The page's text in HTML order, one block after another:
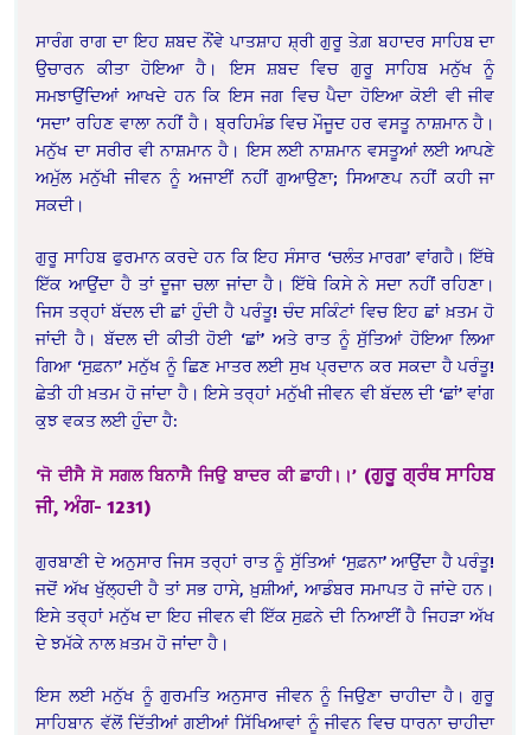
ਸਾਰੰਗ ਰਾਗ ਦਾ ਇਹ ਸ਼ਬਦ ਨੌਂਵੇ ਪਾਤਸ਼ਾਹ ਸ਼੍ਰੀ ਗੁਰੂ ਤੇਗ਼ ਬਹਾਦਰ ਸਾਹਿਬ ਦਾ
ਉਚਾਰਨ ਕੀਤਾ ਹੋਇਆ ਹੈ। ਇਸ ਸ਼ਬਦ ਵਿਚ ਗੁਰੂ ਸਾਹਿਬ ਮਨੁੱਖ ਨੂੰ
ਸਮਝਾਉਂਦਿਆਂ ਆਖਦੇ ਹਨ ਕਿ ਇਸ ਜਗ ਵਿਚ ਪੈਦਾ ਹੋਇਆ ਕੋਈ ਵੀ ਜੀਵ
‘ਸਦਾ’ ਰਹਿਣ ਵਾਲਾ ਨਹੀਂ ਹੈ। ਬ੍ਰਹਿਮੰਡ ਵਿਚ ਮੌਜੂਦ ਹਰ ਵਸਤੂ ਨਾਸ਼ਮਾਨ ਹੈ।
ਮਨੁੱਖ ਦਾ ਸਰੀਰ ਵੀ ਨਾਸ਼ਮਾਨ ਹੈ। ਇਸ ਲਈ ਨਾਸ਼ਮਾਨ ਵਸਤੂਆਂ ਲਈ ਆਪਣੇ
ਅਮੁੱਲ ਮਨੁੱਖੀ ਜੀਵਨ ਨੂੰ ਅਜਾਈਂ ਨਹੀਂ ਗੁਆਉਣਾ; ਸਿਆਣਪ ਨਹੀਂ ਕਹੀ ਜਾ
ਸਕਦੀ।
ਗੁਰੂ ਸਾਹਿਬ ਫੁਰਮਾਨ ਕਰਦੇ ਹਨ ਕਿ ਇਹ ਸੰਸਾਰ ‘ਚਲੰਤ ਮਾਰਗ’ ਵਾਂਗਹੈ। ਇੱਥੇ
ਇੱਕ ਆਉਂਦਾ ਹੈ ਤਾਂ ਦੂਜਾ ਚਲਾ ਜਾਂਦਾ ਹੈ। ਇੱਥੇ ਕਿਸੇ ਨੇ ਸਦਾ ਨਹੀਂ ਰਹਿਣਾ।
ਜਿਸ ਤਰ੍ਹਾਂ ਬੱਦਲ ਦੀ ਛਾਂ ਹੁੰਦੀ ਹੈ ਪਰੰਤੂ! ਚੰਦ ਸਕਿੰਟਾਂ ਵਿਚ ਇਹ ਛਾਂ ਖ਼ਤਮ ਹੋ
ਜਾਂਦੀ ਹੈ। ਬੱਦਲ ਦੀ ਕੀਤੀ ਹੋਈ ‘ਛਾਂ’ ਅਤੇ ਰਾਤ ਨੂੰ ਸੁੱਤਿਆਂ ਹੋਇਆ ਲਿਆ
ਗਿਆ ‘ਸੁਫ਼ਨਾ’ ਮਨੁੱਖ ਨੂੰ ਛਿਣ ਮਾਤਰ ਲਈ ਸੁਖ ਪ੍ਰਦਾਨ ਕਰ ਸਕਦਾ ਹੈ ਪਰੰਤੂ!
ਛੇਤੀ ਹੀ ਖ਼ਤਮ ਹੋ ਜਾਂਦਾ ਹੈ। ਇਸੇ ਤਰ੍ਹਾਂ ਮਨੁੱਖੀ ਜੀਵਨ ਵੀ ਬੱਦਲ ਦੀ ‘ਛਾਂ’ ਵਾਂਗ
ਕੁਝ ਵਕਤ ਲਈ ਹੁੰਦਾ ਹੈ:
‘ਜੋ ਦੀਸੈ ਸੋ ਸਗਲ ਬਿਨਾਸੈ ਜਿਉ ਬਾਦਰ ਕੀ ਛਾਹੀ।।’ (ਗੁਰੂ ਗ੍ਰੰਥ ਸਾਹਿਬ
ਜੀ, ਅੰਗ- 1231)
ਗੁਰਬਾਣੀ ਦੇ ਅਨੁਸਾਰ ਜਿਸ ਤਰ੍ਹਾਂ ਰਾਤ ਨੂੰ ਸੁੱਤਿਆਂ ‘ਸੁਫ਼ਨਾ’ ਆਉਂਦਾ ਹੈ ਪਰੰਤੂ!
ਜਦੋਂ ਅੱਖ ਖੁੱਲ੍ਹਦੀ ਹੈ ਤਾਂ ਸਭ ਹਾਸੇ, ਖ਼ੁਸ਼ੀਆਂ, ਆਡੰਬਰ ਸਮਾਪਤ ਹੋ ਜਾਂਦੇ ਹਨ।
ਇਸੇ ਤਰ੍ਹਾਂ ਮਨੁੱਖ ਦਾ ਇਹ ਜੀਵਨ ਵੀ ਇੱਕ ਸੁਫ਼ਨੇ ਦੀ ਨਿਆਈਂ ਹੈ ਜਿਹੜਾ ਅੱਖ
ਦੇ ਝਮੱਕੇ ਨਾਲ ਖ਼ਤਮ ਹੋ ਜਾਂਦਾ ਹੈ।
ਇਸ ਲਈ ਮਨੁੱਖ ਨੂੰ ਗੁਰਮਤਿ ਅਨੁਸਾਰ ਜੀਵਨ ਨੂੰ ਜਿਉਣਾ ਚਾਹੀਦਾ ਹੈ। ਗੁਰੂ
ਸਾਹਿਬਾਨ ਵੱਲੋਂ ਦਿੱਤੀਆਂ ਗਈਆਂ ਸਿੱਖਿਆਵਾਂ ਨੂੰ ਜੀਵਨ ਵਿਚ ਧਾਰਨਾ ਚਾਹੀਦਾ